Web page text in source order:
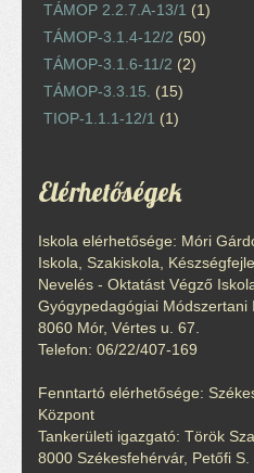
TÁMOP 2.2.7.A-13/1 (1)
TÁMOP-3.1.4-12/2 (50)
TÁMOP-3.1.6-11/2 (2)
TÁMOP-3.3.15.
(15)
TIOP-1.1.1-12/1 (1)
Elérhetőségek
Iskola elérhetősége: Móri
Iskola, Szakiskola,
Nevelés - Oktatást Végző
Gyógypedagógiai Módszertani
8060 Mór, Vértes u. 67.
Telefon: 06/22/407-169
Fenntartó elérhetősége:
Központ
Tankerületi igazgató: Török
8000 Székesfehérvár, Petőfi S.